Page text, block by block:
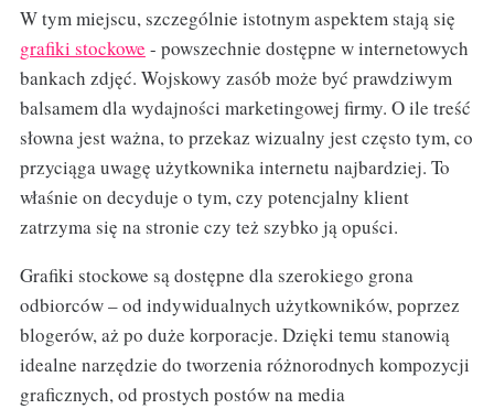
W tym miejscu, szczególnie istotnym aspektem stają się
grafiki stockowe - powszechnie dostępne w internetowych
bankach zdjęć. Wojskowy zasób może być prawdziwym
balsamem dla wydajności marketingowej firmy. O ile treść
słowna jest ważna, to przekaz wizualny jest często tym, co
przyciąga uwagę użytkownika internetu najbardziej. To
właśnie on decyduje o tym, czy potencjalny klient
zatrzyma się na stronie czy też szybko ją opuści.
Grafiki stockowe są dostępne dla szerokiego grona
odbiorców – od indywidualnych użytkowników, poprzez
blogerów, aż po duże korporacje. Dzięki temu stanowią
idealne narzędzie do tworzenia różnorodnych kompozycji
graficznych, od prostych postów na media